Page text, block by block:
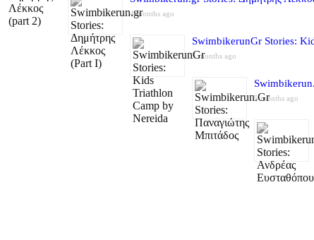
4 months ago
SwimbikerunGr Stories:
5 months ago
5 months ago